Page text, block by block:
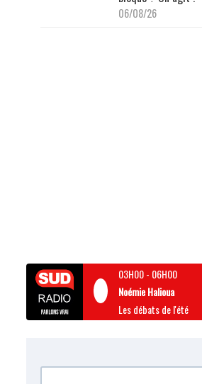
06/08/26
03H00- 06H00
Noémie Halioua
Les débats de l'été